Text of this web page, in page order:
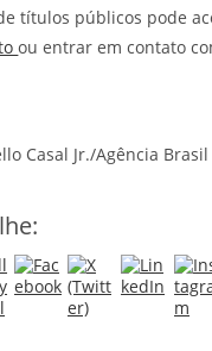
títulos públicos pode
ou entrar em contato
Casal Jr./Agência Brasil